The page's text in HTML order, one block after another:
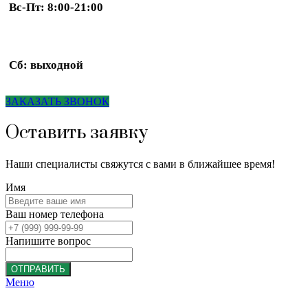
Вс-Пт: 8:00-21:00
Сб: выходной
ЗАКАЗАТЬ ЗВОНОК
Оставить заявку
Наши специалисты свяжутся с вами в ближайшее время!
Имя
Ваш номер телефона
Напишите вопрос
ОТПРАВИТЬ
Меню